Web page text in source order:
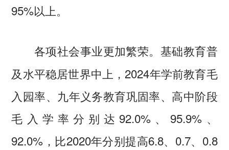
95%以上。
各项社会事业更加繁荣。 基础教育普
及水平稳居世界中上，2024年学前教育毛
入园率、九年义务教育巩固率、高中阶段
毛入学率分别达92.0%、95.9%、
92.0%，比2020年分别提高6.8、0.7、0.8